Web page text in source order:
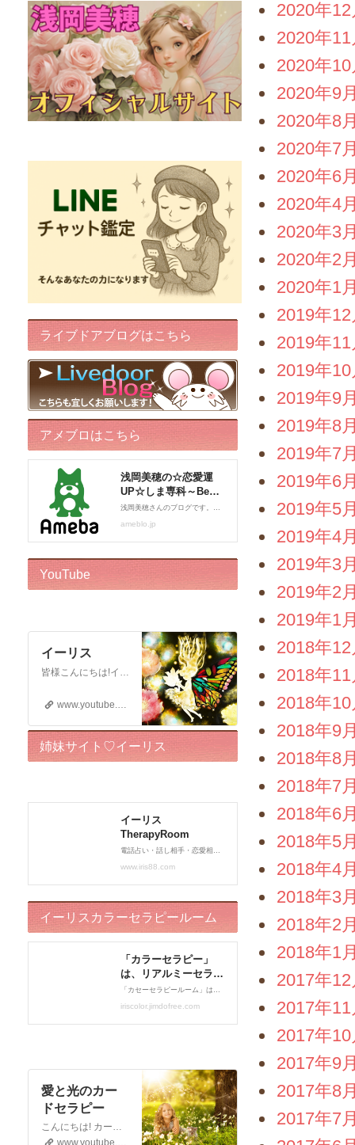
2020年12
2020年11
2020年10
2020年9
2020年8
2020年7
2020年6
2020年4
2020年3
2020年2
2020年1
2019年12
2019年11
2019年10
2019年9
2019年8
2019年7
2019年6
2019年5
2019年4
2019年3
2019年2
2019年1
2018年12
2018年11
2018年10
2018年9
2018年8
2018年7
2018年6
2018年5
2018年4
2018年3
2018年2
2018年1
2017年12
2017年11
2017年10
2017年9
2017年8
2017年7
ライブドアブログはこちら
アメブロはこちら
YouTube
イーリス
皆様こんにちは!イーリスです! ドリーバーチュー博士公認 エンジェル・イントゥイティブ（AI）™です。 心理カウンセラー、カードセラピスト、アドバイザー、執筆をしております。 このチャンネルはボランティアでお届けしております。私自身がオラクルカードに救われた一人なので、 誰かのお役に立ちたいという気持ちからスタートいたしました! ※2018年12月22日から…
www.youtube.com
姉妹サイト♡イーリス
イーリスカラーセラピールーム
愛と光のカー
ドセラピー
こんにちは! カードセラピストのイーリスです 電話鑑定、メール鑑定などをしております お仕事の宣伝もさせていただく 動画です。 この動画が少しでもお役に立てると幸いです。 申し訳ございませんが このチャンネルではコメントの受付はしておりません。 ライブドアブログの方に入れていただくと幸いです。 末永くよろしくお願いいたします!
www.youtube.com